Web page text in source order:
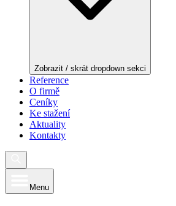
Zobrazit / skrát dropdown sekci
Reference
O firmě
Ceníky
Ke stažení
Aktuality
Kontakty
Menu